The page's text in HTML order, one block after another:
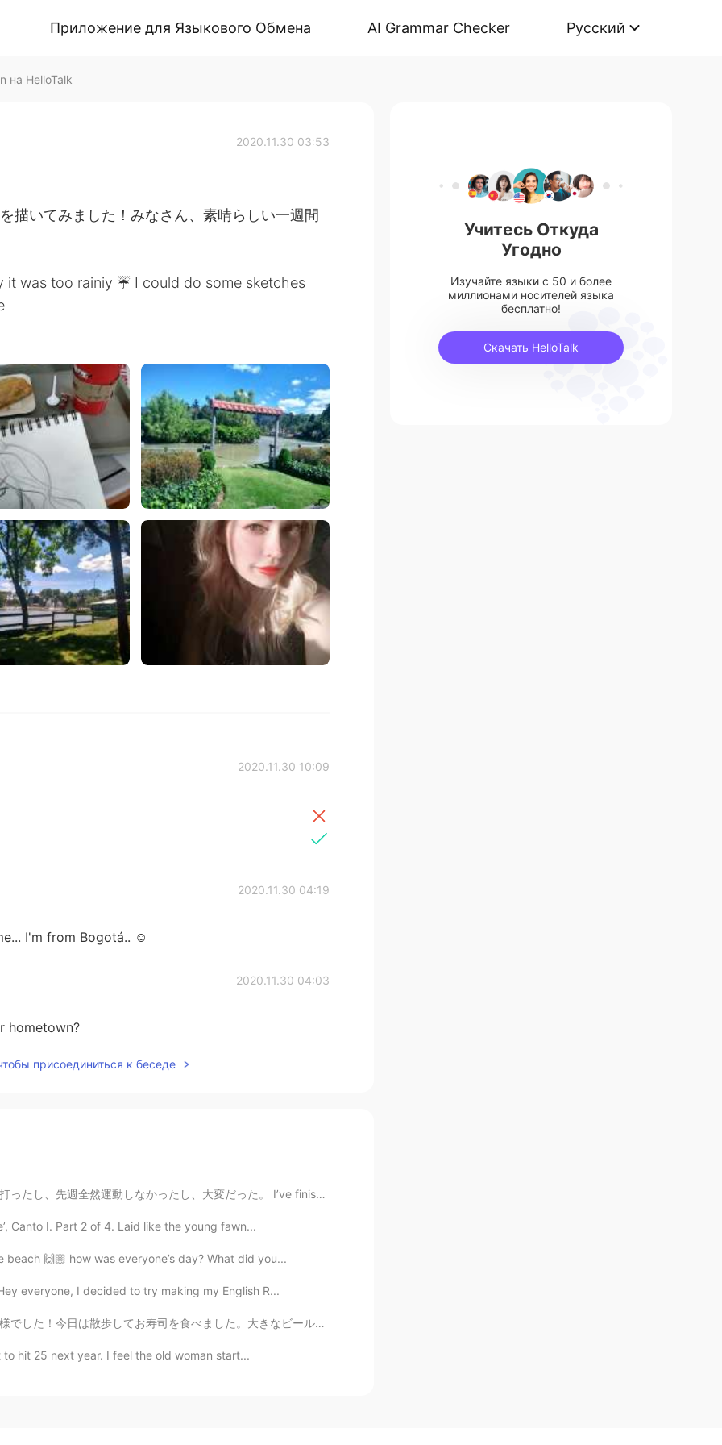
Приложение для Языкового Обмена AI Grammar Checker Русский
на HelloTalk
2020.11.30 03:53
描いてみました！みなさん、素晴らしい一週間
it was too rainiy ☔ I could do some sketches
2020.11.30 10:09
2020.11.30 04:19
I'm from Bogotá.. ☺️
2020.11.30 04:03
hometown?
присоединиться к беседе
動しなかったし、大変だった。 I’ve finished Jiu Jitsu. As it was already hot, be...
Canto I. Part 2 of 4. Laid like the young fawn...
🙌🏼 how was everyone’s day? What did you...
everyone, I decided to try making my English R...
大きなビールも2杯飲みました🍺😁今夜、のんびりして映画を見る予定です。 4連休なので、皆さん、どんな予定...
hit 25 next year. I feel the old woman start...
Учитесь Откуда
Угодно
Изучайте языки с 50 и более
миллионами носителей языка
бесплатно!
Скачать HelloTalk